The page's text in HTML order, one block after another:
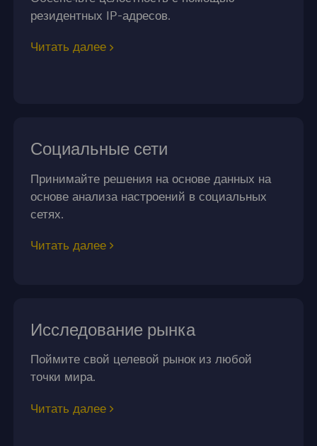
резидентных IP-адресов.
Читать далее
Социальные сети
Принимайте решения на основе данных на
основе анализа настроений в социальных
сетях.
Читать далее
Исследование рынка
Поймите свой целевой рынок из любой
точки мира.
Читать далее